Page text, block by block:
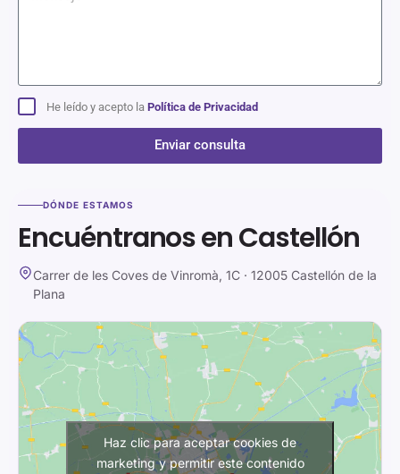
He leído y acepto la Política de Privacidad
Enviar consulta
DÓNDE ESTAMOS
Encuéntranos en Castellón
Carrer de les Coves de Vinromà, 1C · 12005 Castellón de la
Plana
Haz clic para aceptar cookies de
marketing y permitir este contenido